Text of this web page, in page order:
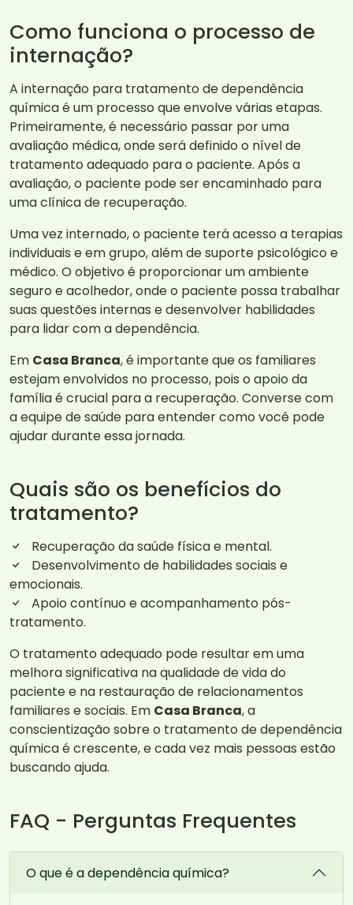
Como funciona o processo de
internação?
A internação para tratamento de dependência
química é um processo que envolve várias etapas.
Primeiramente, é necessário passar por uma
avaliação médica, onde será definido o nível de
tratamento adequado para o paciente. Após a
avaliação, o paciente pode ser encaminhado para
uma clínica de recuperação.
Uma vez internado, o paciente terá acesso a terapias
individuais e em grupo, além de suporte psicológico e
médico. O objetivo é proporcionar um ambiente
seguro e acolhedor, onde o paciente possa trabalhar
suas questões internas e desenvolver habilidades
para lidar com a dependência.
Em Casa Branca, é importante que os familiares
estejam envolvidos no processo, pois o apoio da
família é crucial para a recuperação. Converse com
a equipe de saúde para entender como você pode
ajudar durante essa jornada.
Quais são os benefícios do
tratamento?
Recuperação da saúde física e mental.
Desenvolvimento de habilidades sociais e
emocionais.
Apoio contínuo e acompanhamento pós-
tratamento.
O tratamento adequado pode resultar em uma
melhora significativa na qualidade de vida do
paciente e na restauração de relacionamentos
familiares e sociais. Em Casa Branca, a
conscientização sobre o tratamento de dependência
química é crescente, e cada vez mais pessoas estão
buscando ajuda.
FAQ - Perguntas Frequentes
O que é a dependência química?